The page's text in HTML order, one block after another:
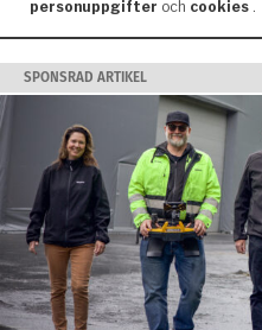
SPONSRAD ARTIKEL